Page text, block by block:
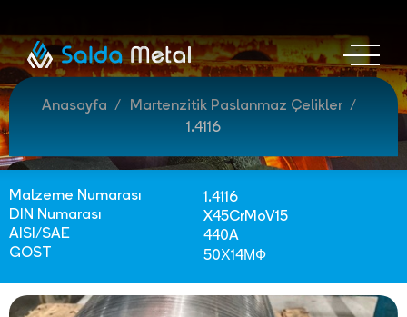
Anasayfa
Martenzitik Paslanmaz Çelikler
1.4116
Malzeme Numarası
1.4116
DIN Numarası
X45CrMoV15
AISI/SAE
440A
GOST
50Х14МФ